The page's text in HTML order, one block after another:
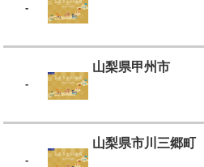
-
-
山梨県甲州市
-
山梨県市川三郷町